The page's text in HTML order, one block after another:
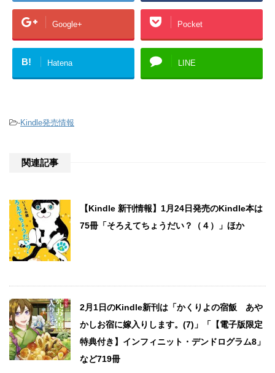
Google+ Pocket
B! Hatena LINE
-Kindle発売情報
関連記事
【Kindle 新刊情報】1月24日発売のKindle本は
75冊「そろえてちょうだい？（４）」ほか
2月1日のKindle新刊は「かくりよの宿飯 あや
かしお宿に嫁入りします。(7)」「【電子版限定
特典付き】インフィニット・デンドログラム8」
など719冊